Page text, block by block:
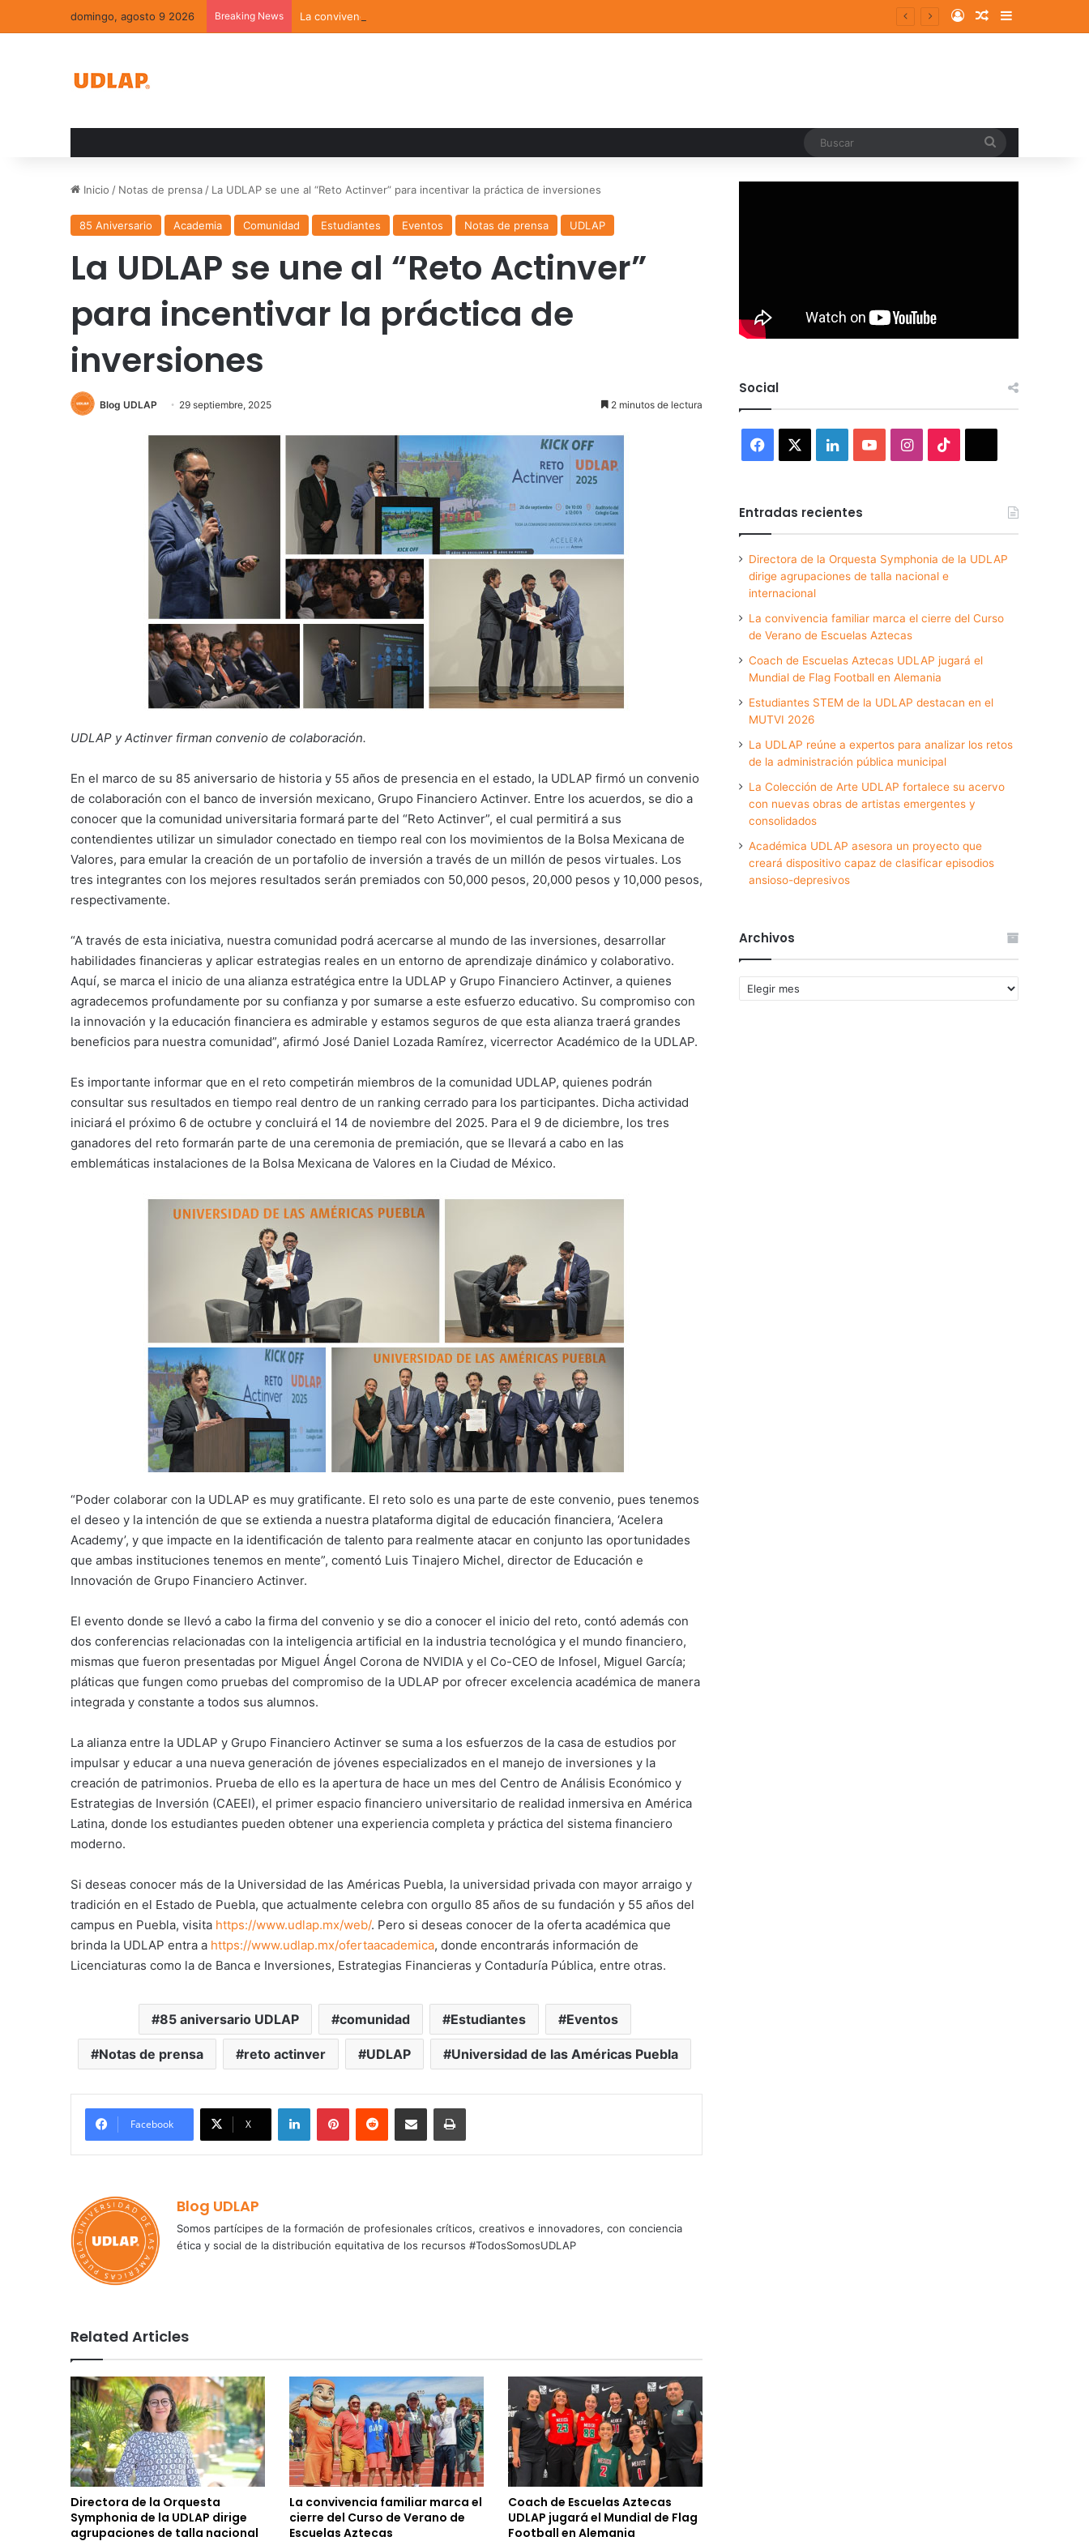
domingo, agosto 9 2026 Breaking News La convivencia familiar marca el cierre del Curso de Verano de Escuelas Aztecas Log InRandom Article
Sidebar
Inicio / Notas de prensa / La UDLAP se une al “Reto Actinver” para incentivar la práctica de inversiones
85 Aniversario Academia Comunidad Estudiantes Eventos Notas de prensa UDLAP
La UDLAP se une al “Reto Actinver”
para incentivar la práctica de
inversiones
Blog UDLAP 29 septiembre, 2025 2 minutos de lectura
UDLAP y Actinver firman convenio de colaboración.
En el marco de su 85 aniversario de historia y 55 años de presencia en el estado, la UDLAP firmó un convenio
de colaboración con el banco de inversión mexicano, Grupo Financiero Actinver. Entre los acuerdos, se dio a
conocer que la comunidad universitaria formará parte del “Reto Actinver”, el cual permitirá a sus
contendientes utilizar un simulador conectado en tiempo real con los movimientos de la Bolsa Mexicana de
Valores, para emular la creación de un portafolio de inversión a través de un millón de pesos virtuales. Los
tres integrantes con los mejores resultados serán premiados con 50,000 pesos, 20,000 pesos y 10,000 pesos,
respectivamente.
“A través de esta iniciativa, nuestra comunidad podrá acercarse al mundo de las inversiones, desarrollar
habilidades financieras y aplicar estrategias reales en un entorno de aprendizaje dinámico y colaborativo.
Aquí, se marca el inicio de una alianza estratégica entre la UDLAP y Grupo Financiero Actinver, a quienes
agradecemos profundamente por su confianza y por sumarse a este esfuerzo educativo. Su compromiso con
la innovación y la educación financiera es admirable y estamos seguros de que esta alianza traerá grandes
beneficios para nuestra comunidad”, afirmó José Daniel Lozada Ramírez, vicerrector Académico de la UDLAP.
Es importante informar que en el reto competirán miembros de la comunidad UDLAP, quienes podrán
consultar sus resultados en tiempo real dentro de un ranking cerrado para los participantes. Dicha actividad
iniciará el próximo 6 de octubre y concluirá el 14 de noviembre del 2025. Para el 9 de diciembre, los tres
ganadores del reto formarán parte de una ceremonia de premiación, que se llevará a cabo en las
emblemáticas instalaciones de la Bolsa Mexicana de Valores en la Ciudad de México.
“Poder colaborar con la UDLAP es muy gratificante. El reto solo es una parte de este convenio, pues tenemos
el deseo y la intención de que se extienda a nuestra plataforma digital de educación financiera, ‘Acelera
Academy’, y que impacte en la identificación de talento para realmente atacar en conjunto las oportunidades
que ambas instituciones tenemos en mente”, comentó Luis Tinajero Michel, director de Educación e
Innovación de Grupo Financiero Actinver.
El evento donde se llevó a cabo la firma del convenio y se dio a conocer el inicio del reto, contó además con
dos conferencias relacionadas con la inteligencia artificial en la industria tecnológica y el mundo financiero,
mismas que fueron presentadas por Miguel Ángel Corona de NVIDIA y el Co-CEO de Infosel, Miguel García;
pláticas que fungen como pruebas del compromiso de la UDLAP por ofrecer excelencia académica de manera
integrada y constante a todos sus alumnos.
La alianza entre la UDLAP y Grupo Financiero Actinver se suma a los esfuerzos de la casa de estudios por
impulsar y educar a una nueva generación de jóvenes especializados en el manejo de inversiones y la
creación de patrimonios. Prueba de ello es la apertura de hace un mes del Centro de Análisis Económico y
Estrategias de Inversión (CAEEI), el primer espacio financiero universitario de realidad inmersiva en América
Latina, donde los estudiantes pueden obtener una experiencia completa y práctica del sistema financiero
moderno.
Si deseas conocer más de la Universidad de las Américas Puebla, la universidad privada con mayor arraigo y
tradición en el Estado de Puebla, que actualmente celebra con orgullo 85 años de su fundación y 55 años del
campus en Puebla, visita https://www.udlap.mx/web/. Pero si deseas conocer de la oferta académica que
brinda la UDLAP entra a https://www.udlap.mx/ofertaacademica, donde encontrarás información de
Licenciaturas como la de Banca e Inversiones, Estrategias Financieras y Contaduría Pública, entre otras.
85 aniversario UDLAP comunidad Estudiantes Eventos
Notas de prensa reto actinver UDLAP Universidad de las Américas Puebla
Facebook X
LinkedInPinterestReddit Share via Email Print
Blog UDLAP
Somos partícipes de la formación de profesionales críticos, creativos e innovadores, con conciencia
ética y social de la distribución equitativa de los recursos #TodosSomosUDLAP
Related Articles
Directora de la Orquesta
Symphonia de la UDLAP dirige
agrupaciones de talla nacional
La convivencia familiar marca el
cierre del Curso de Verano de
Escuelas Aztecas
Coach de Escuelas Aztecas
UDLAP jugará el Mundial de Flag
Football en Alemania
Social
Facebook LinkedInYouTubeInstagram
Entradas recientes
Directora de la Orquesta Symphonia de la UDLAP
dirige agrupaciones de talla nacional e
internacional
La convivencia familiar marca el cierre del Curso
de Verano de Escuelas Aztecas
Coach de Escuelas Aztecas UDLAP jugará el
Mundial de Flag Football en Alemania
Estudiantes STEM de la UDLAP destacan en el
MUTVI 2026
La UDLAP reúne a expertos para analizar los retos
de la administración pública municipal
La Colección de Arte UDLAP fortalece su acervo
con nuevas obras de artistas emergentes y
consolidados
Académica UDLAP asesora un proyecto que
creará dispositivo capaz de clasificar episodios
ansioso-depresivos
Archivos
Archivos